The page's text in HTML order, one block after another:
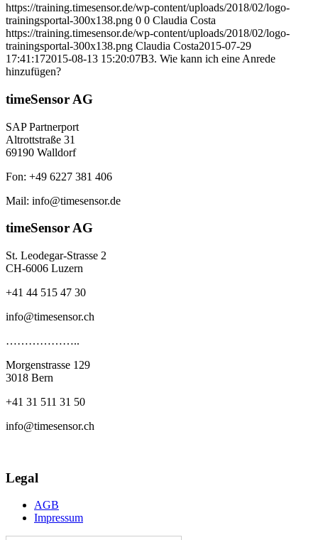
https://training.timesensor.de/wp-content/uploads/2018/02/logo-
trainingsportal-300x138.png 0 0 Claudia Costa
https://training.timesensor.de/wp-content/uploads/2018/02/logo-
trainingsportal-300x138.png Claudia Costa2015-07-29
17:41:172015-08-13 15:20:07B3. Wie kann ich eine Anrede
hinzufügen?
timeSensor AG
SAP Partnerport
Altrottstraße 31
69190 Walldorf
Fon: +49 6227 381 406
Mail: info@timesensor.de
timeSensor AG
St. Leodegar-Strasse 2
CH-6006 Luzern
+41 44 515 47 30
info@timesensor.ch
………………..
Morgenstrasse 129
3018 Bern
+41 31 511 31 50
info@timesensor.ch
Legal
AGB
Impressum